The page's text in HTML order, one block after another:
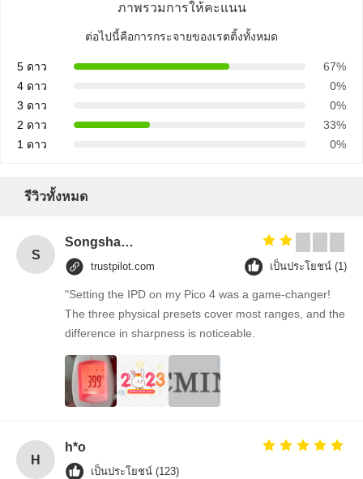
ภาพรวมการให้คะแนน
ต่อไปนี้คือการกระจายของเรตติ้งทั้งหมด
5 ดาว
67%
4 ดาว
0%
3 ดาว
0%
2 ดาว
33%
1 ดาว
0%
รีวิวทั้งหมด
S
Songshang
trustpilot.com เป็นประโยชน์ (1)
"Setting the IPD on my Pico 4 was a game-changer!
The three physical presets cover most ranges, and the
difference in sharpness is noticeable.
H
h*o
เป็นประโยชน์ (123)